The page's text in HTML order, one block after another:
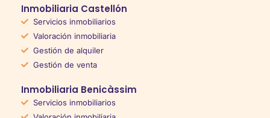
Inmobiliaria Castellón
Servicios inmobiliarios
Valoración inmobiliaria
Gestión de alquiler
Gestión de venta
Inmobiliaria Benicàssim
Servicios inmobiliarios